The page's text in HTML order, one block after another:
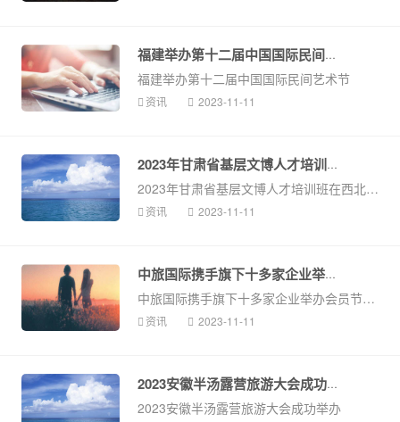
福建举办第十二届中国国际民间艺术...
福建举办第十二届中国国际民间艺术节
资讯 2023-11-11
2023年甘肃省基层文博人才培训班在...
2023年甘肃省基层文博人才培训班在西北大学开班
资讯 2023-11-11
中旅国际携手旗下十多家企业举办会...
中旅国际携手旗下十多家企业举办会员节，看文旅品牌如何抓住会员经济？
资讯 2023-11-11
2023安徽半汤露营旅游大会成功举办
2023安徽半汤露营旅游大会成功举办